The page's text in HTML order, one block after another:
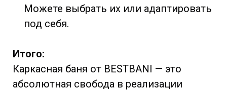
Можете выбрать их или адаптировать
под себя.
Итого:
Каркасная баня от BESTBANI — это
абсолютная свобода в реализации